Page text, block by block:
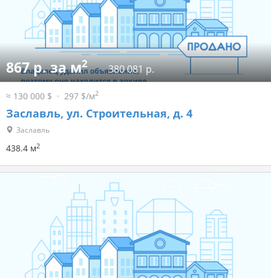
867 р. за м2 380 081 р.
≈ 130 000 $ 297 $/м2
Заславль, ул. Строительная, д. 4
Заславль
438.4 м2